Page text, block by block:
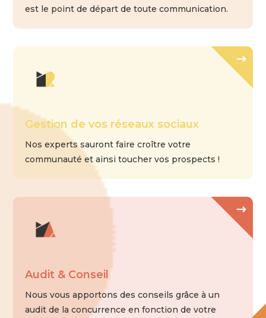
est le point de départ de toute communication.
Gestion de vos réseaux sociaux
Nos experts sauront faire croître votre
communauté et ainsi toucher vos prospects !
Audit & Conseil
Nous vous apportons des conseils grâce à un
audit de la concurrence en fonction de votre